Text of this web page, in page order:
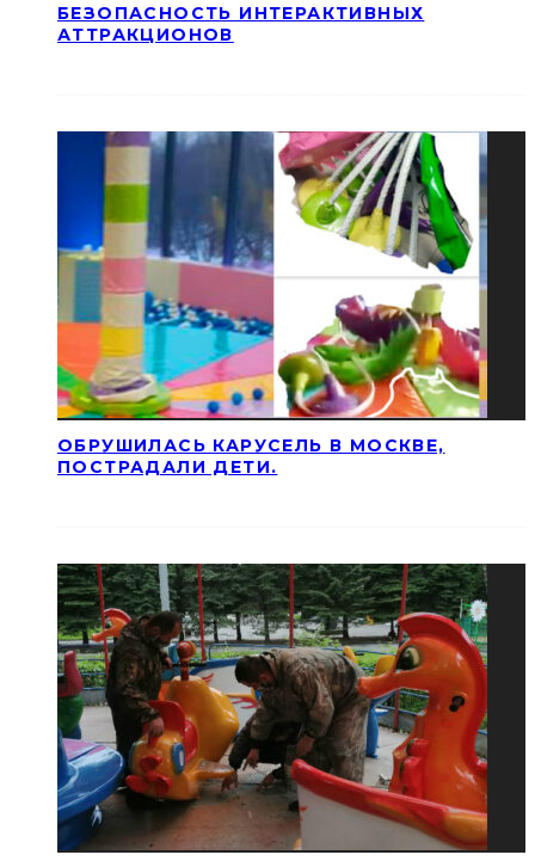
БЕЗОПАСНОСТЬ ИНТЕРАКТИВНЫХ
АТТРАКЦИОНОВ
ОБРУШИЛАСЬ КАРУСЕЛЬ В МОСКВЕ,
ПОСТРАДАЛИ ДЕТИ.